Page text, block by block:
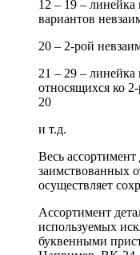
12 – 19 –
вариантов
20 – 2-рой
21 – 29 – линейка
относящихся ко
20
и т.д.
Весь
заимствованных
осуществляет
Ассортимент
используемых
буквенными